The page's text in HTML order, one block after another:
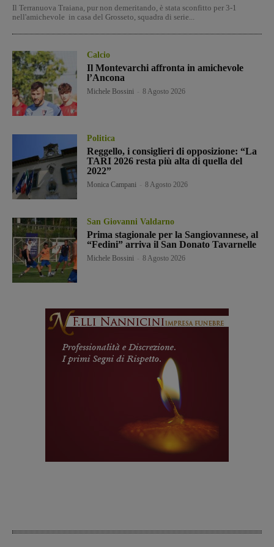
Il Terranuova Traiana, pur non demeritando, è stata sconfitto per 3-1
nell'amichevole in casa del Grosseto, squadra di serie...
Calcio
Il Montevarchi affronta in amichevole
l’Ancona
Michele Bossini 8 Agosto 2026
Politica
Reggello, i consiglieri di opposizione: “La
TARI 2026 resta più alta di quella del
2022”
Monica Campani 8 Agosto 2026
San Giovanni Valdarno
Prima stagionale per la Sangiovannese, al
“Fedini” arriva il San Donato Tavarnelle
Michele Bossini 8 Agosto 2026